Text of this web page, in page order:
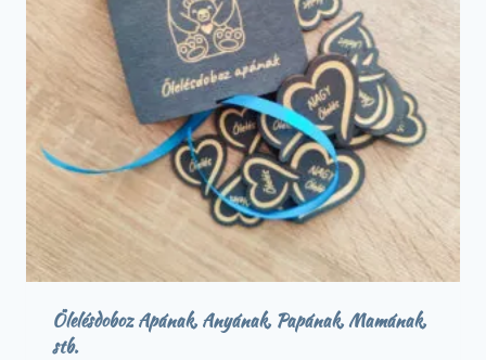
Ölelésdoboz Apának, Anyának, Papának, Mamának,
stb.